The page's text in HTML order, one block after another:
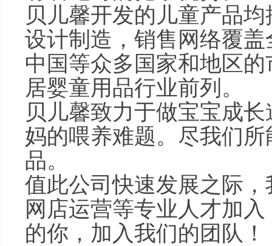
贝儿馨开发的儿童产品
设计制造，销售网络覆
中国等众多国家和地区
居婴童用品行业前列。
贝儿馨致力于做宝宝成
妈的喂养难题。尽我们
品。
值此公司快速发展之际
网店运营等专业人才加
的你，加入我们的团队！